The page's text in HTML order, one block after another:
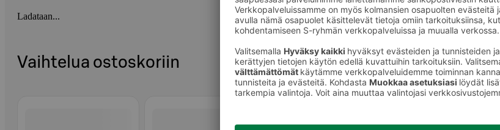
Ladataan...
Vaihtelua ostoskoriin